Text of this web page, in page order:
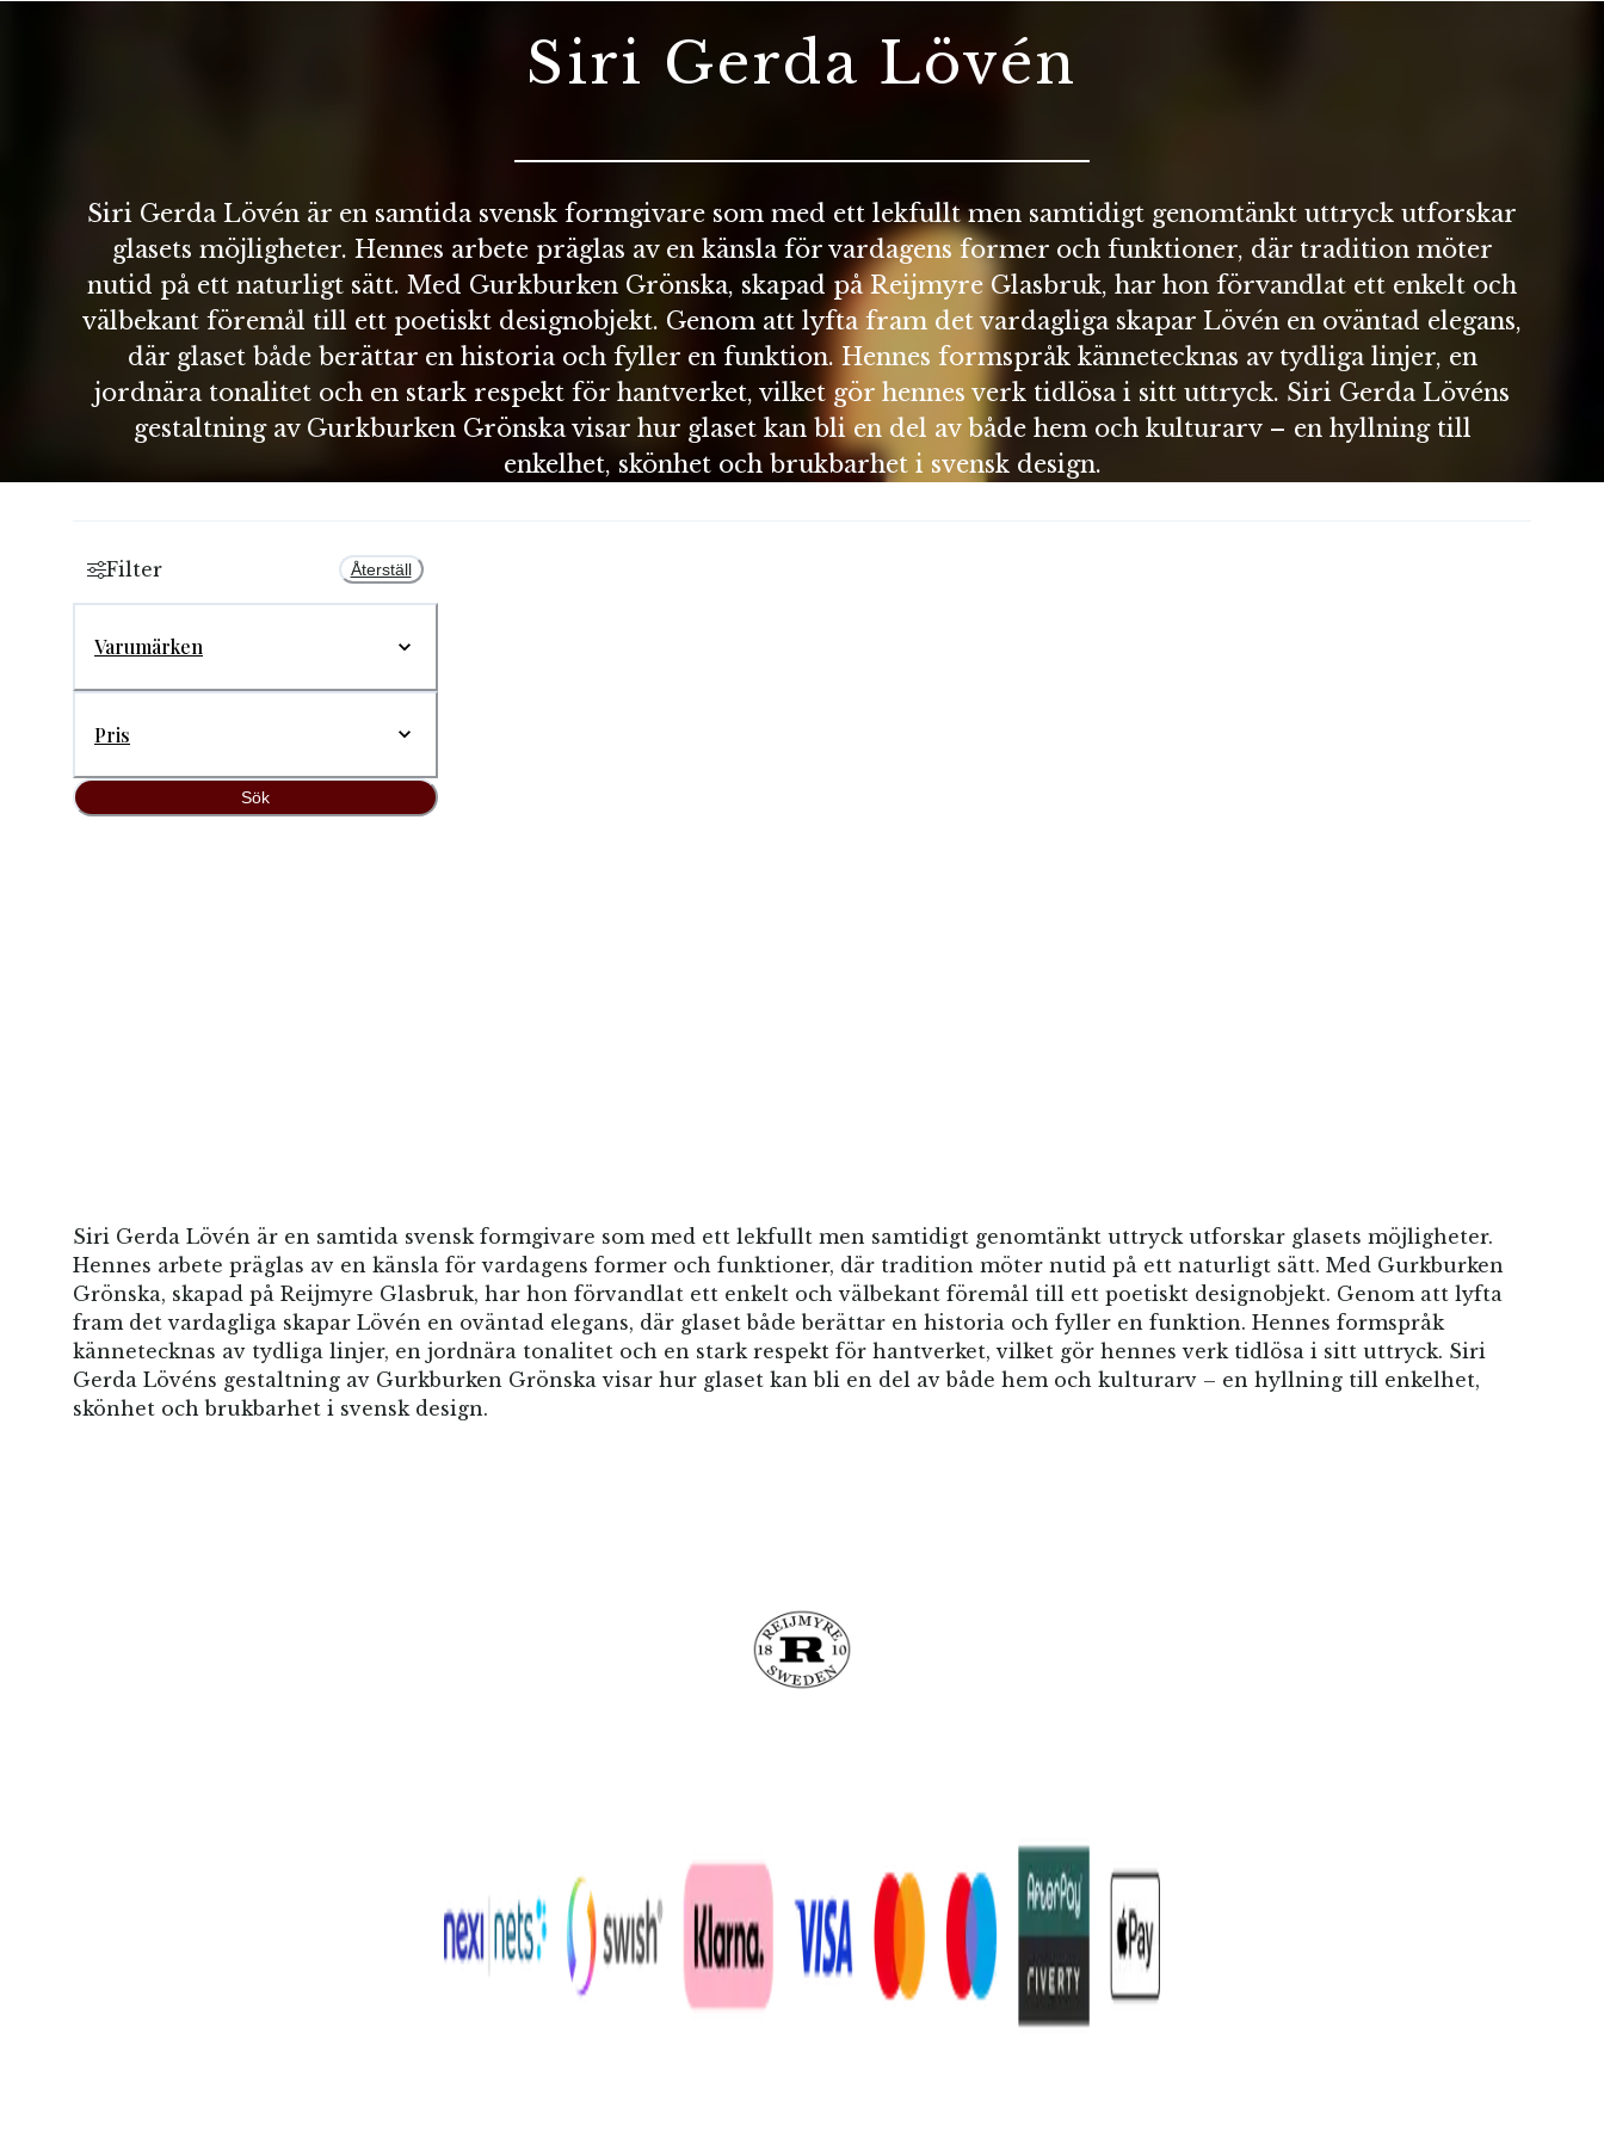
Siri Gerda Lövén
Siri Gerda Lövén är en samtida svensk formgivare som med ett lekfullt men samtidigt genomtänkt uttryck utforskar
glasets möjligheter. Hennes arbete präglas av en känsla för vardagens former och funktioner, där tradition möter
nutid på ett naturligt sätt. Med Gurkburken Grönska, skapad på Reijmyre Glasbruk, har hon förvandlat ett enkelt och
välbekant föremål till ett poetiskt designobjekt. Genom att lyfta fram det vardagliga skapar Lövén en oväntad elegans,
där glaset både berättar en historia och fyller en funktion. Hennes formspråk kännetecknas av tydliga linjer, en
jordnära tonalitet och en stark respekt för hantverket, vilket gör hennes verk tidlösa i sitt uttryck. Siri Gerda Lövéns
gestaltning av Gurkburken Grönska visar hur glaset kan bli en del av både hem och kulturarv – en hyllning till
enkelhet, skönhet och brukbarhet i svensk design.
Filter Återställ
Varumärken
Pris
Sök
Siri Gerda Lövén är en samtida svensk formgivare som med ett lekfullt men samtidigt genomtänkt uttryck utforskar glasets möjligheter.
Hennes arbete präglas av en känsla för vardagens former och funktioner, där tradition möter nutid på ett naturligt sätt. Med Gurkburken
Grönska, skapad på Reijmyre Glasbruk, har hon förvandlat ett enkelt och välbekant föremål till ett poetiskt designobjekt. Genom att lyfta
fram det vardagliga skapar Lövén en oväntad elegans, där glaset både berättar en historia och fyller en funktion. Hennes formspråk
kännetecknas av tydliga linjer, en jordnära tonalitet och en stark respekt för hantverket, vilket gör hennes verk tidlösa i sitt uttryck. Siri
Gerda Lövéns gestaltning av Gurkburken Grönska visar hur glaset kan bli en del av både hem och kulturarv – en hyllning till enkelhet,
skönhet och brukbarhet i svensk design.